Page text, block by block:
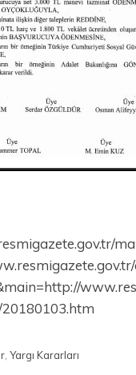
, Yargı Kararları